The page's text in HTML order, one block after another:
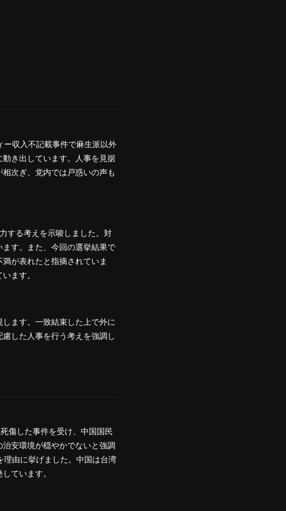
ー収入不記載事件で麻生派以外
き出しています。人事を見据
次ぎ、党内では戸惑いの声も
する考えを示唆しました。対
す。また、今回の選挙結果で
が表れたと指摘されていま
ます。
ます。一致結束した上で外に
した人事を行う考えを強調し
傷した事件を受け、中国国民
安環境が穏やかでないと強調
理由に挙げました。中国は台湾
ています。